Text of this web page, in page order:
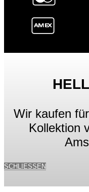
Wir kaufen
Kollektion
SCHLIESSEN